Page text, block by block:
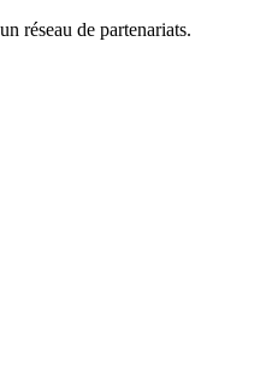
réseau de partenariats.